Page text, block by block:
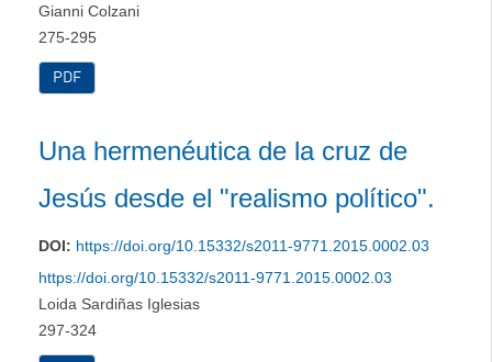
Gianni Colzani
275-295
PDF
Una hermenéutica de la cruz de
Jesús desde el "realismo político".
DOI: https://doi.org/10.15332/s2011-9771.2015.0002.03
https://doi.org/10.15332/s2011-9771.2015.0002.03
Loida Sardiñas Iglesias
297-324